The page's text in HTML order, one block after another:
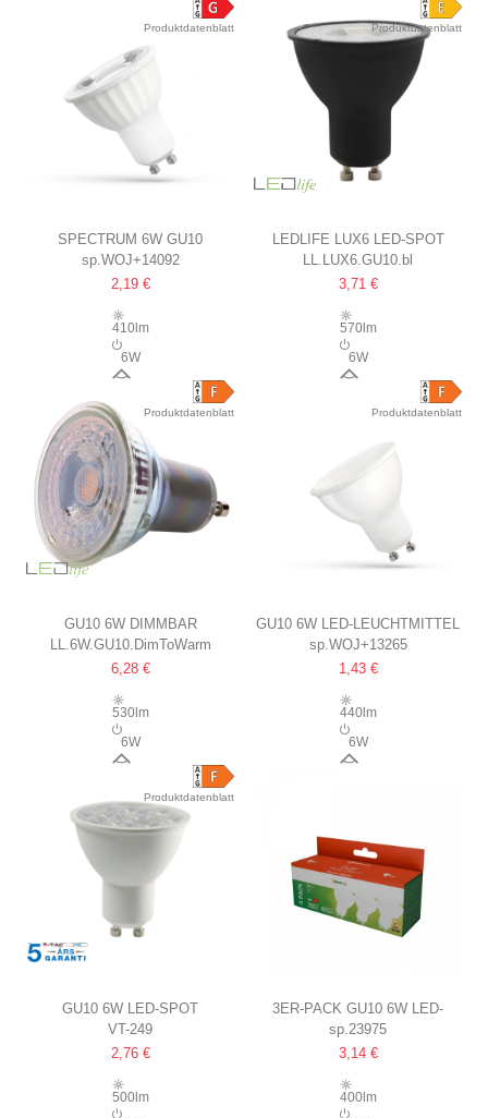
Produktdatenblatt
SPECTRUM 6W GU10
LED, 45° ABSTRAHLWINKEL,
230V
sp.WOJ+14092
2,19 €
410lm
6W
Produktdatenblatt
LEDLIFE LUX6 LED-SPOT
6W, RA 97, DIMMBAR, 230V,
GU10
LL.LUX6.GU10.bl
3,71 €
570lm
6W
Produktdatenblatt
GU10 6W DIMMBAR
DIMTOWARM SPOT
RA90
LL.6W.GU10.DimToWarm
6,28 €
530lm
6W
Produktdatenblatt
GU10 6W LED-LEUCHTMITTEL
MATTIERT
sp.WOJ+13265
1,43 €
440lm
6W
Produktdatenblatt
GU10 6W LED-SPOT
SAMSUNG LED-CHIP, 10°
EXTRA FOKUSSIERT
VT-249
2,76 €
500lm
3ER-PACK GU10 6W LED-
SPOT
WARMWEISS, MATTIERT
sp.23975
3,14 €
400lm